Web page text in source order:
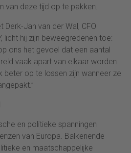
van deze tijd op te pakken.
Jan van der Wal, CFO
licht hij zijn beweegredenen toe:
ons het gevoel dat een aantal
vaak apart van elkaar worden
beter op te lossen zijn wanneer ze
en politieke spanningen
van Europa. Balkenende
en maatschappelijke